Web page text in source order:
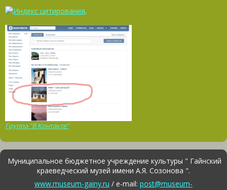
.
Группа "В Контакте"
Муниципальное бюджетное учреждение культуры " Гайнский
краеведческий музей имени А.Я. Созонова ".
www.museum-gainy.ru / e-mail: post@museum-